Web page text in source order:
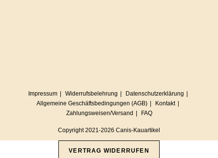
Impressum Widerrufsbelehrung
Datenschutzerklärung
Allgemeine Geschäftsbedingungen (AGB)
Kontakt
Zahlungsweisen/Versand
FAQ
Copyright 2021-2026 Canis-Kauartikel
VERTRAG WIDERRUFEN